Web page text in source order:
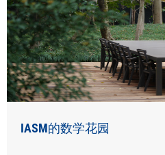
IASM的数学花园